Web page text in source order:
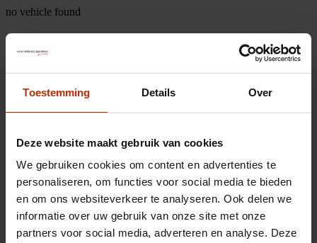
Toestemming Details Over
Deze website maakt gebruik van cookies
We gebruiken cookies om content en advertenties te
personaliseren, om functies voor social media te bieden
en om ons websiteverkeer te analyseren. Ook delen we
informatie over uw gebruik van onze site met onze
partners voor social media, adverteren en analyse. Deze
no vehicle found